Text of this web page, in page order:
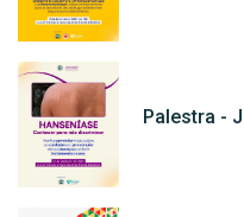
Palestra -